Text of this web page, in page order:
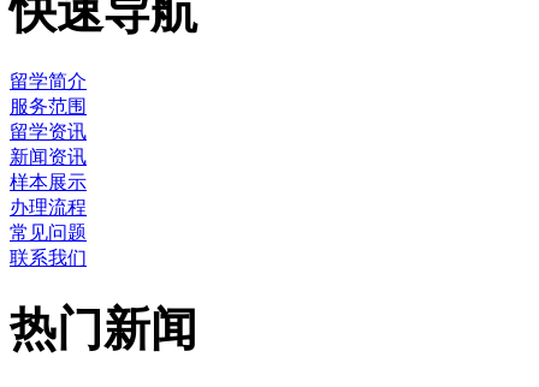
快速导航
留学简介
服务范围
留学资讯
新闻资讯
样本展示
办理流程
常见问题
联系我们
热门新闻